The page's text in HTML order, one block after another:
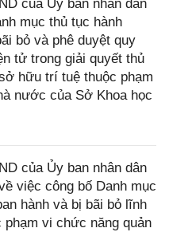
của Ủy ban nhân dân
mục thủ tục hành
bỏ và phê duyệt quy
tử trong giải quyết thủ
hữu trí tuệ thuộc phạm
nước của Sở Khoa học
của Ủy ban nhân dân
việc công bố Danh mục
hành và bị bãi bỏ lĩnh
vi chức năng quản